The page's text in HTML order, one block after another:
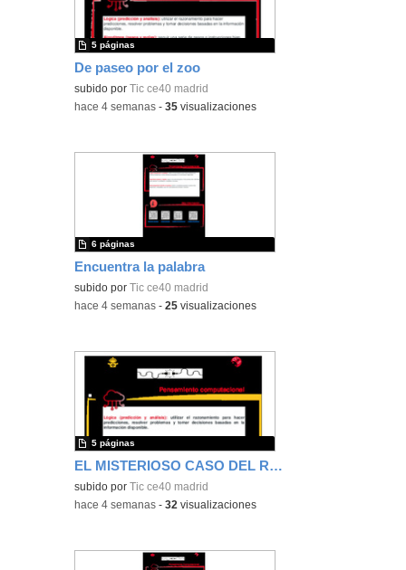
De paseo por el zoo
subido por Tic ce40 madrid
5 páginas
-hace 4 semanas -35 visualizaciones
Encuentra la palabra
subido por Tic ce40 madrid
6 páginas
-hace 4 semanas -25 visualizaciones
EL MISTERIOSO CASO DEL RECIPIENTE MUDO
subido por Tic ce40 madrid
5 páginas
-hace 4 semanas -32 visualizaciones